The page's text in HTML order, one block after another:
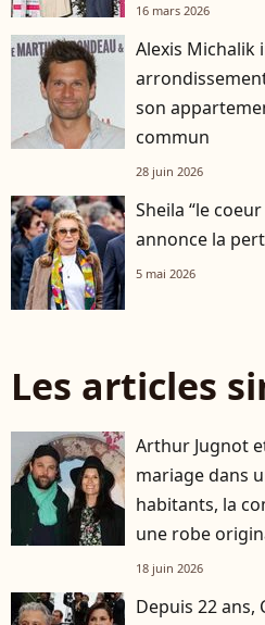
16 mars 2026
Alexis Michalik
son
commun
28 juin 2026
Sheila “le
annonce la
5 mai 2026
Les articles
Arthur Jugnot
mariage dans
habitants, la
une robe
française
18 juin 2026
Depuis 22 ans,